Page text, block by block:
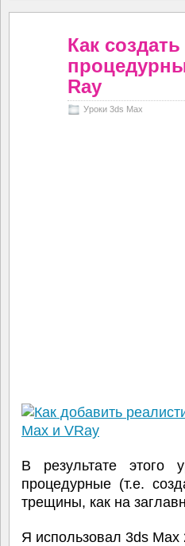
Как
Ray
Уроки 3ds Max
В результате этого
процедурные (т.е.
трещины, как на
Я использовал 3ds